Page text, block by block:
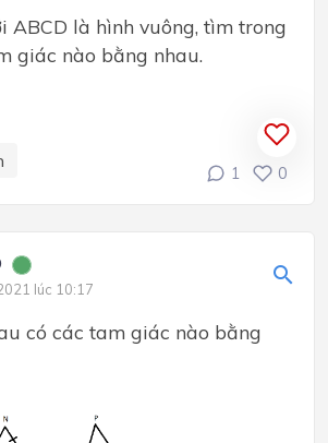
ABCD là hình vuông, tìm trong
giác nào bằng nhau.
1 0
lúc 10:17
có các tam giác nào bằng